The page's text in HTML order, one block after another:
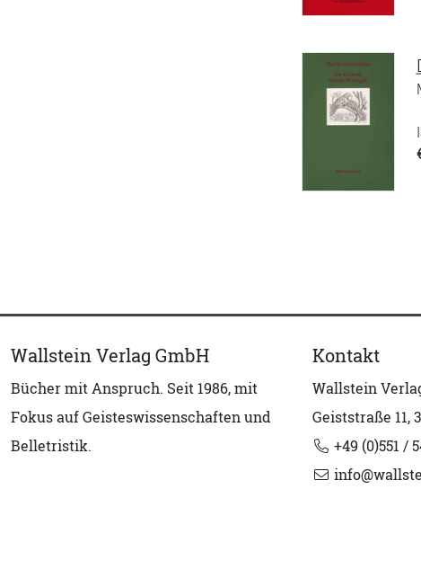
Wallstein Verlag GmbH
Bücher mit Anspruch. Seit 1986, mit
Fokus auf Geisteswissenschaften und
Belletristik.
Kontakt
Wallstein
Geiststraße 11,
+49 (0)551 /